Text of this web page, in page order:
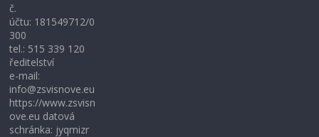
č.
účtu: 181549712/0
300
tel.: 515 339 120
ředitelství
e-mail:
info@zsvisnove.eu
https://www.zsvisn
ove.eu datová
schránka: jyqmizr